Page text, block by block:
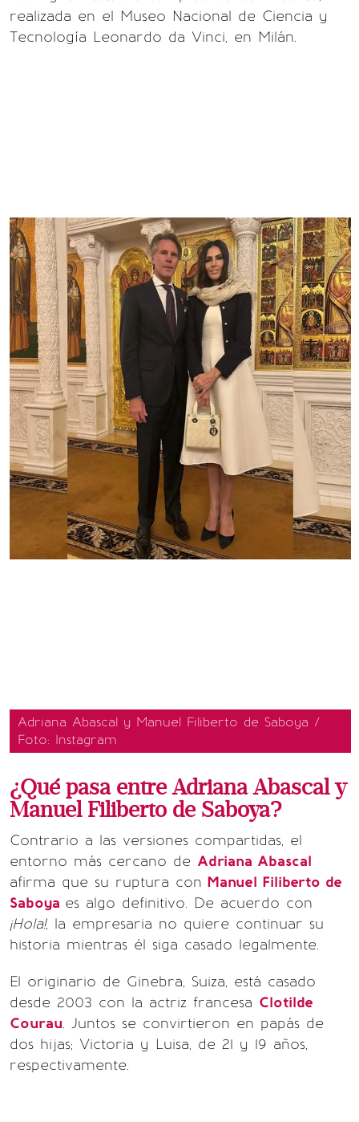
realizada en el Museo Nacional de Ciencia y
Tecnología Leonardo da Vinci, en Milán.
Adriana Abascal y Manuel Filiberto de Saboya /
Foto: Instagram
¿Qué pasa entre Adriana Abascal y
Manuel Filiberto de Saboya?
Contrario a las versiones compartidas, el
entorno más cercano de Adriana Abascal
afirma que su ruptura con Manuel Filiberto de
Saboya es algo definitivo. De acuerdo con
¡Hola!, la empresaria no quiere continuar su
historia mientras él siga casado legalmente.
El originario de Ginebra, Suiza, está casado
desde 2003 con la actriz francesa Clotilde
Courau. Juntos se convirtieron en papás de
dos hijas; Victoria y Luisa, de 21 y 19 años,
respectivamente.